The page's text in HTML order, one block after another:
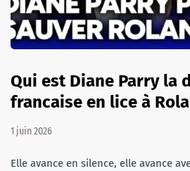
Qui est Diane Parry la
francaise en lice à
1 juin 2026
Elle avance en silence, elle avance